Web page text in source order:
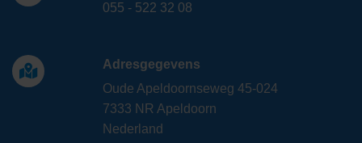
055 - 522 32 08
Adresgegevens
Oude Apeldoornseweg 45-024
7333 NR Apeldoorn
Nederland